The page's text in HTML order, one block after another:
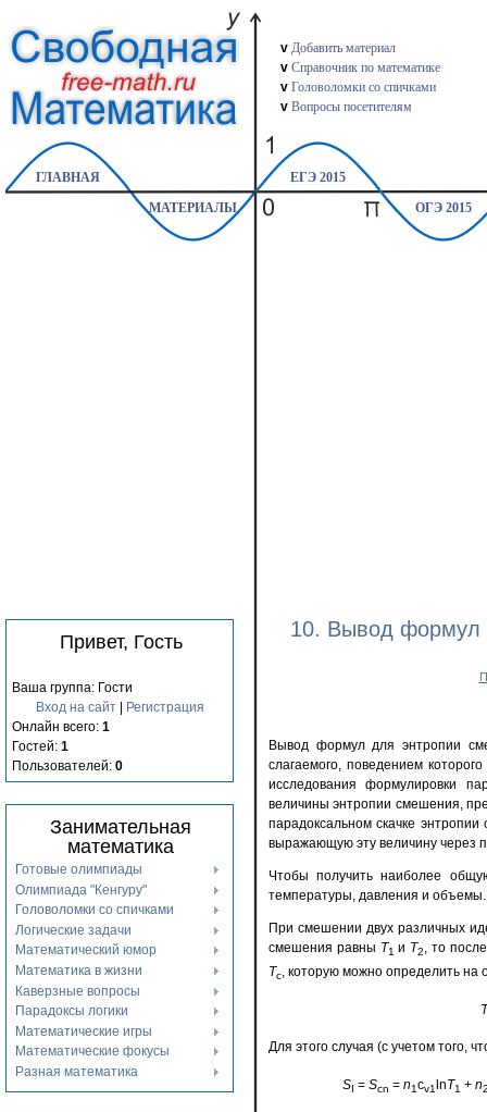
v Добавить материал
v Справочник по математике
v Головоломки со спичками
v Вопросы посетителям
ГЛАВНАЯ
ЕГЭ 2015
МАТЕРИАЛЫ
ОГЭ 2015
Привет, Гость
Ваша группа: Гости
Вход на сайт|
Регистрация
Онлайн всего: 1
Гостей: 1
Пользователей: 0
Занимательная
математика
Готовые олимпиады
Олимпиада "Кенгуру"
Головоломки со спичками
Логические задачи
Математический юмор
Математика в жизни
Каверзные вопросы
Парадоксы логики
Математические игры
Математические фокусы
Разная математика
10. Вывод формул
Вывод формул для энтропии
слагаемого, поведением
исследования формулировки
величины энтропии смешения,
парадоксальном скачке
выражающую эту величину через
Чтобы получить наиболее
температуры, давления и объемы.
При смешении двух различных
смешения равны T1 и T2, то
Тс, которую можно определить
Т
Для этого случая (с учетом того,
SI = Sсn = n1cv1lnT1 + n